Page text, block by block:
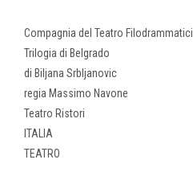
Compagnia del Teatro Filodrammatici
Trilogia di Belgrado
di Biljana Srbljanovic
regia Massimo Navone
Teatro Ristori
ITALIA
TEATRO